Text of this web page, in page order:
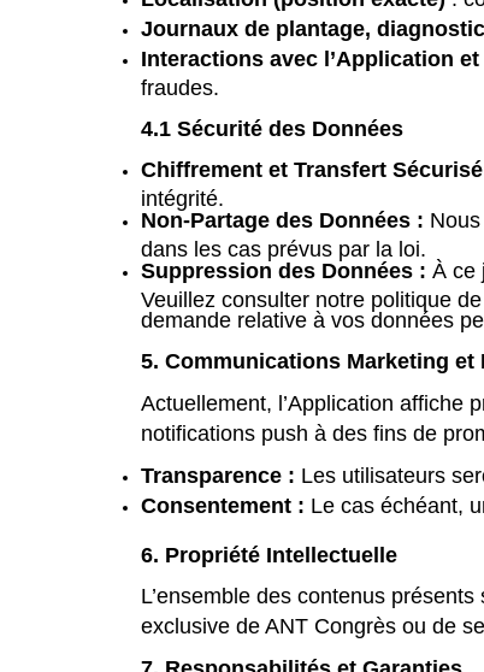
Journaux de plantage,
Interactions avec l’Application
fraudes.
4.1 Sécurité des Données
Chiffrement et Transfert
intégrité.
Non-Partage des Données :
dans les cas prévus par la loi.
Suppression des Données : À ce
Veuillez consulter notre politique
demande relative à vos données
5. Communications Marketing
Actuellement, l’Application affiche
notifications push à des fins de
Transparence : Les utilisateurs
Consentement : Le cas échéant,
6. Propriété Intellectuelle
L’ensemble des contenus
exclusive de ANT Congrès ou de